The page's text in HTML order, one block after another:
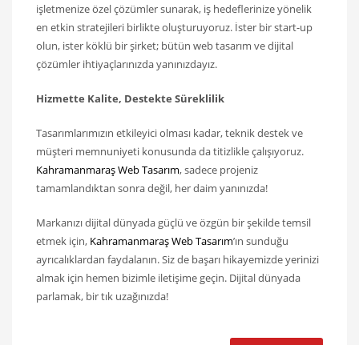
işletmenize özel çözümler sunarak, iş hedeflerinize yönelik
en etkin stratejileri birlikte oluşturuyoruz. İster bir start-up
olun, ister köklü bir şirket; bütün web tasarım ve dijital
çözümler ihtiyaçlarınızda yanınızdayız.
Hizmette Kalite, Destekte Süreklilik
Tasarımlarımızın etkileyici olması kadar, teknik destek ve
müşteri memnuniyeti konusunda da titizlikle çalışıyoruz.
Kahramanmaraş Web Tasarım, sadece projeniz
tamamlandıktan sonra değil, her daim yanınızda!
Markanızı dijital dünyada güçlü ve özgün bir şekilde temsil
etmek için, Kahramanmaraş Web Tasarım’ın sunduğu
ayrıcalıklardan faydalanın. Siz de başarı hikayemizde yerinizi
almak için hemen bizimle iletişime geçin. Dijital dünyada
parlamak, bir tık uzağınızda!